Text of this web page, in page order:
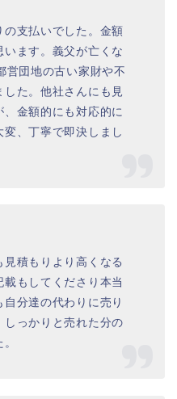
支払いでした。金額
ます。義父が亡くな
営団地の古い家財や不
た。他社さんにも見
金額的にも対応的に
、丁寧で即決しまし
積もりより高くなる
もしてくださり本当
分達の代わりに売り
っかりと売れた分の